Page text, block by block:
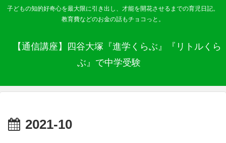
子どもの知的好奇心を最大限に引き出し、才能を開花させるまでの育児日記。
教育費などのお金の話もチョコっと。
【通信講座】四谷大塚『進学くらぶ』『リトルくら
ぶ』で中学受験
2021-10